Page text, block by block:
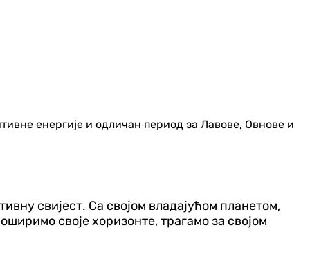
енергије и одличан период за Лавове, Овнове и
свијест. Са својом владајућом планетом,
своје хоризонте, трагамо за својом